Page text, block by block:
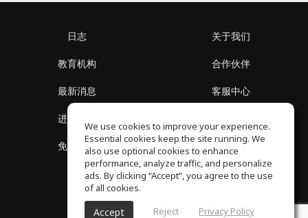
日志
教育机构
最新消息
进入社区
免费课程
关于我们
合作伙伴
客服中心
隐私政策
We use cookies to improve your experience.
Essential cookies keep the site running. We
also use optional cookies to enhance
performance, analyze traffic, and personalize
ads. By clicking “Accept”, you agree to the use
of all cookies.
Accept Reject Privacy Policy